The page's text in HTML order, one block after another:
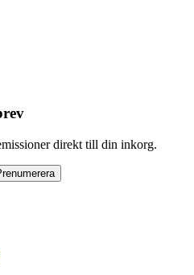
direkt till din inkorg.